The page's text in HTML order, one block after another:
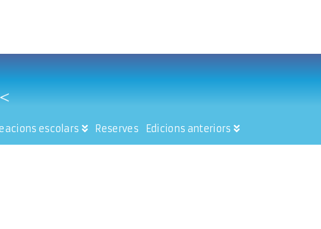
escolars Reserves Edicions anteriors